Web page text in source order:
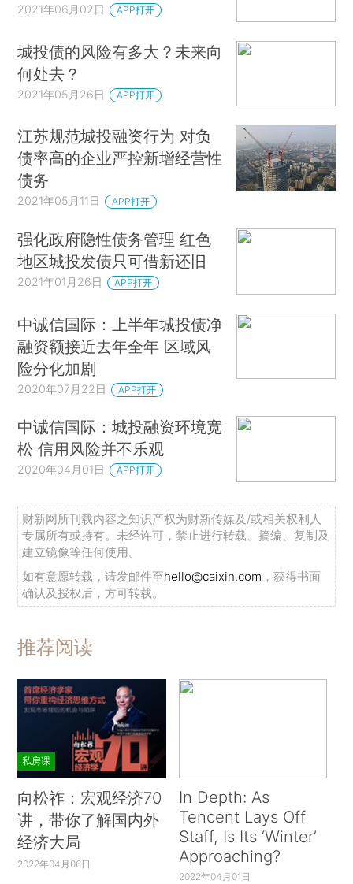
2021年06月02日 APP打开
城投债的风险有多大？未来向
何处去？
2021年05月26日 APP打开
江苏规范城投融资行为 对负
债率高的企业严控新增经营性
债务
2021年05月11日 APP打开
强化政府隐性债务管理 红色
地区城投发债只可借新还旧
2021年01月26日 APP打开
中诚信国际：上半年城投债净
融资额接近去年全年 区域风
险分化加剧
2020年07月22日 APP打开
中诚信国际：城投融资环境宽
松 信用风险并不乐观
2020年04月01日 APP打开
财新网所刊载内容之知识产权为财新传媒及/或相关权利人
专属所有或持有。未经许可，禁止进行转载、摘编、复制及
建立镜像等任何使用。
如有意愿转载，请发邮件至hello@caixin.com ，获得书面
确认及授权后，方可转载。
推荐阅读
私房课
向松祚：宏观经济70
讲，带你了解国内外
经济大局
2022年04月06日
In Depth: As
Tencent Lays Off
Staff, Is Its ‘Winter’
Approaching?
2022年04月01日